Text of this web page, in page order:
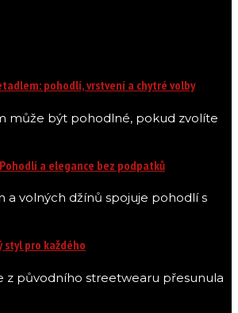
pohodlí, vrstvení a chytré volby
může být pohodlné, pokud zvolíte
a elegance bez podpatků
a volných džínů spojuje pohodlí s
styl pro každého
z původního streetwearu přesunula